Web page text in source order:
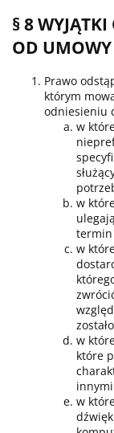
§ 8
OD UMOWY
Prawo
którym
odniesieniu
w
w
termin
w
w
które
w